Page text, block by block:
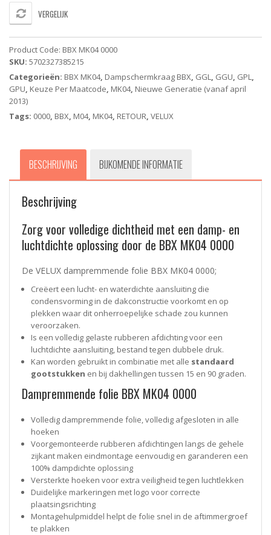
Dampschermkraag
aantal
VERGELIJK
Product Code: BBX MK04 0000
SKU: 5702327385215
Categorieën: BBX MK04, Dampschermkraag BBX, GGL, GGU, GPL,
GPU, Keuze Per Maatcode, MK04, Nieuwe Generatie (vanaf april
2013)
Tags: 0000, BBX, M04, MK04, RETOUR, VELUX
BESCHRIJVING BIJKOMENDE INFORMATIE
Beschrijving
Zorg voor volledige dichtheid met een damp- en
luchtdichte oplossing door de BBX MK04 0000
De VELUX dampremmende folie BBX MK04 0000;
Creëert een lucht- en waterdichte aansluiting die
condensvorming in de dakconstructie voorkomt en op
plekken waar dit onherroepelijke schade zou kunnen
veroorzaken.
Is een volledig gelaste rubberen afdichting voor een
luchtdichte aansluiting, bestand tegen dubbele druk.
Kan worden gebruikt in combinatie met alle standaard
gootstukken en bij dakhellingen tussen 15 en 90 graden.
Dampremmende folie BBX MK04 0000
Volledig dampremmende folie, volledig afgesloten in alle
hoeken
Voorgemonteerde rubberen afdichtingen langs de gehele
zijkant maken eindmontage eenvoudig en garanderen een
100% dampdichte oplossing
Versterkte hoeken voor extra veiligheid tegen luchtlekken
Duidelijke markeringen met logo voor correcte
plaatsingsrichting
Montagehulpmiddel helpt de folie snel in de aftimmergroef
te plakken